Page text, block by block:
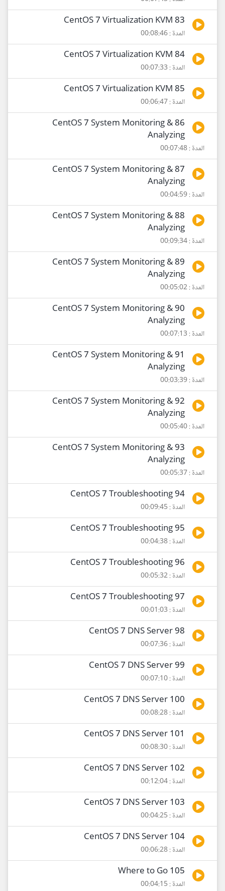
83 CentOS 7 Virtualization KVM
المدة : 00:08:46
84 CentOS 7 Virtualization KVM
المدة : 00:07:33
85 CentOS 7 Virtualization KVM
المدة : 00:06:47
86 CentOS 7 System Monitoring &
Analyzing
المدة : 00:07:48
87 CentOS 7 System Monitoring &
Analyzing
المدة : 00:04:59
88 CentOS 7 System Monitoring &
Analyzing
المدة : 00:09:34
89 CentOS 7 System Monitoring &
Analyzing
المدة : 00:05:02
90 CentOS 7 System Monitoring &
Analyzing
المدة : 00:07:13
91 CentOS 7 System Monitoring &
Analyzing
المدة : 00:03:39
92 CentOS 7 System Monitoring &
Analyzing
المدة : 00:05:40
93 CentOS 7 System Monitoring &
Analyzing
المدة : 00:05:37
94 CentOS 7 Troubleshooting
المدة : 00:09:45
95 CentOS 7 Troubleshooting
المدة : 00:04:38
96 CentOS 7 Troubleshooting
المدة : 00:05:32
97 CentOS 7 Troubleshooting
المدة : 00:01:03
98 CentOS 7 DNS Server
المدة : 00:07:36
99 CentOS 7 DNS Server
المدة : 00:07:10
100 CentOS 7 DNS Server
المدة : 00:08:28
101 CentOS 7 DNS Server
المدة : 00:08:30
102 CentOS 7 DNS Server
المدة : 00:12:04
103 CentOS 7 DNS Server
المدة : 00:04:25
104 CentOS 7 DNS Server
المدة : 00:06:28
105 Where to Go
المدة : 00:04:15